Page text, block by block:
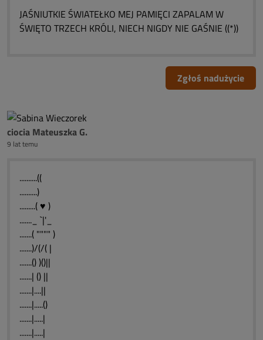
JAŚNIUTKIE ŚWIATEŁKO MEJ PAMIĘCI ZAPALAM W
ŚWIĘTO TRZECH KRÓLI, NIECH NIGDY NIE GAŚNIE ((*))
Zgłoś nadużycie
ciocia Mateuszka G.
9 lat temu
..........((
..........)
.........( ♥ )
......._ `|'_
.......( """" )
.......)/(/( |
.......() )()||
.......| () ||
.......|....||
.......|.....()
.......|.....|
.......|.....|